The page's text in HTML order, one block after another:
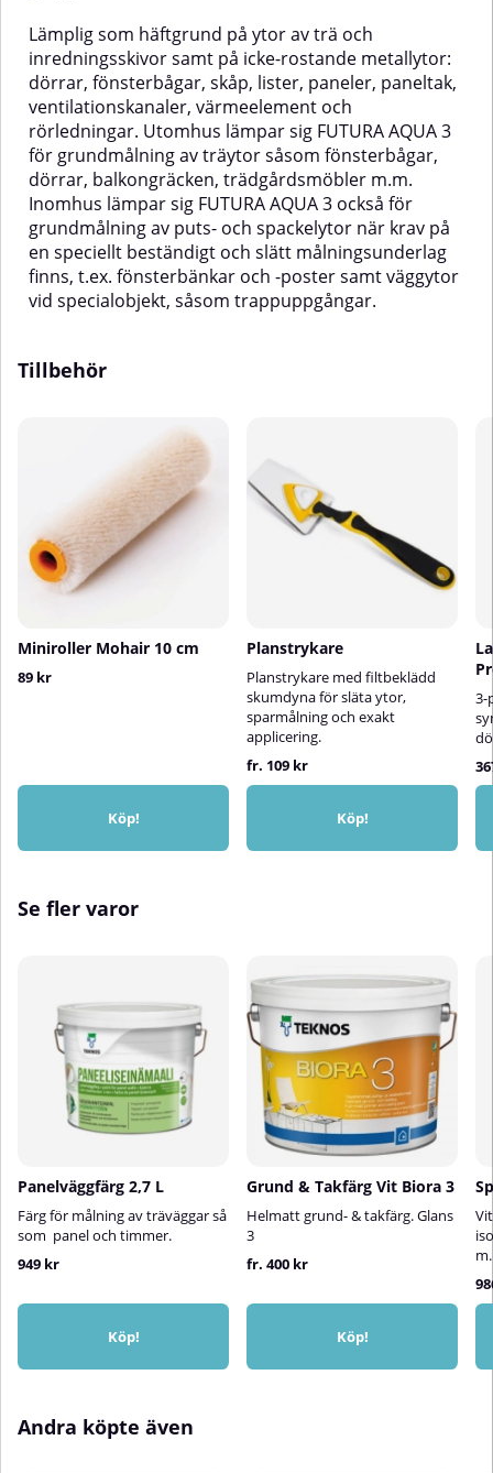
Lämplig som häftgrund på ytor av trä och
inredningsskivor samt på icke-rostande metallytor:
dörrar, fönsterbågar, skåp, lister, paneler, paneltak,
ventilationskanaler, värmeelement och
rörledningar. Utomhus lämpar sig FUTURA AQUA 3
för grundmålning av träytor såsom fönsterbågar,
dörrar, balkongräcken, trädgårdsmöbler m.m.
Inomhus lämpar sig FUTURA AQUA 3 också för
grundmålning av puts- och spackelytor när krav på
en speciellt beständigt och slätt målningsunderlag
finns, t.ex. fönsterbänkar och -poster samt väggytor
vid specialobjekt, såsom trappuppgångar.
Tillbehör
Miniroller Mohair 10 cm
89 kr
Köp!
Planstrykare
Planstrykare med filtbeklädd
skumdyna för släta ytor,
sparmålning och exakt
applicering.
fr. 109 kr
Köp!
3-
Se fler varor
Panelväggfärg 2,7 L
Färg för målning av träväggar så
som panel och timmer.
949 kr
Köp!
Grund & Takfärg Vit Biora 3
Helmatt grund- & takfärg. Glans
3
fr. 400 kr
Köp!
m.
Andra köpte även